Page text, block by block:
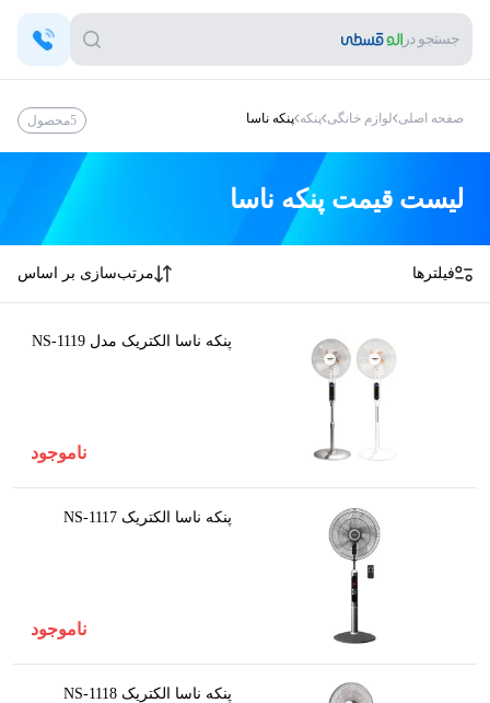
جستجو در
صفحه اصلی لوازم خانگی پنکه پنکه ناسا 5محصول
لیست قیمت پنکه ناسا
فیلترها مرتب‌سازی بر اساس
پنکه ناسا الکتریک مدل NS-1119
ناموجود
پنکه ناسا الکتریک NS-1117
ناموجود
پنکه ناسا الکتریک NS-1118